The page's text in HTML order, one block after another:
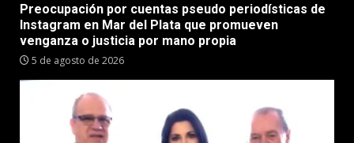
Preocupación por cuentas pseudo periodísticas de
Instagram en Mar del Plata que promueven
venganza o justicia por mano propia
5 de agosto de 2026